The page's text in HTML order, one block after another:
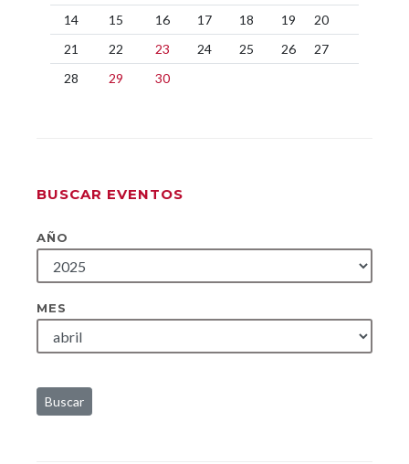
14
15 16 17 18 19
20
21
22 23 24 25 26
27
28
29 30
BUSCAR EVENTOS
AÑO
MES
Buscar